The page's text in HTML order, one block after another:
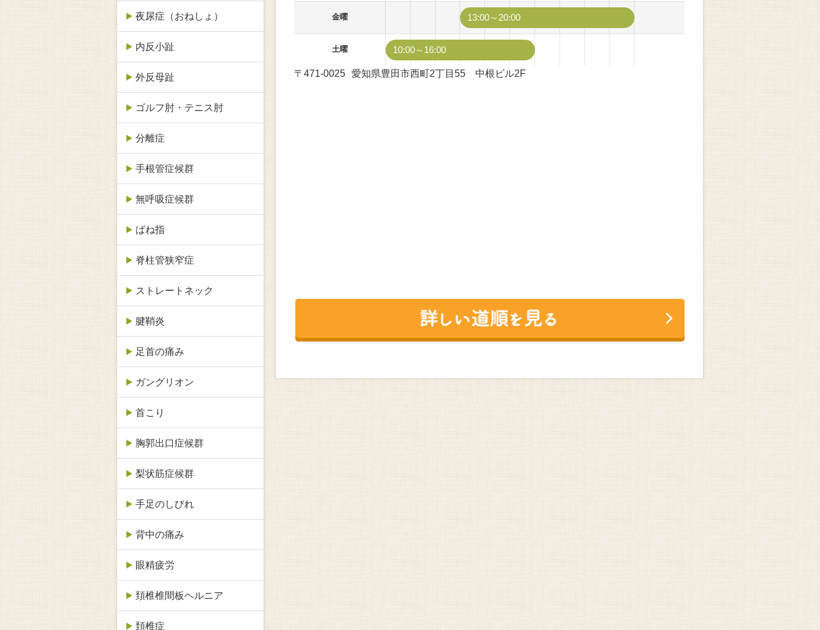
金曜 13:00～20:00
土曜 10:00～16:00
〒471-0025 愛知県豊田市西町2丁目55 中根ビル2F
夜尿症（おねしょ）
内反小趾
外反母趾
ゴルフ肘・テニス肘
分離症
手根管症候群
無呼吸症候群
ばね指
脊柱管狭窄症
ストレートネック
腱鞘炎
足首の痛み
ガングリオン
首こり
胸郭出口症候群
梨状筋症候群
手足のしびれ
背中の痛み
眼精疲労
頚椎椎間板ヘルニア
頚椎症